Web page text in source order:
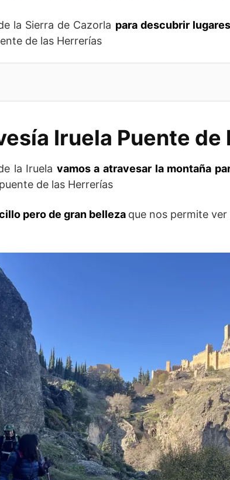
la Sierra de Cazorla para descubrir
de las Herrerías
Iruela Puente
la Iruela vamos a atravesar la montaña
de las Herrerías
pero de gran belleza que nos permite